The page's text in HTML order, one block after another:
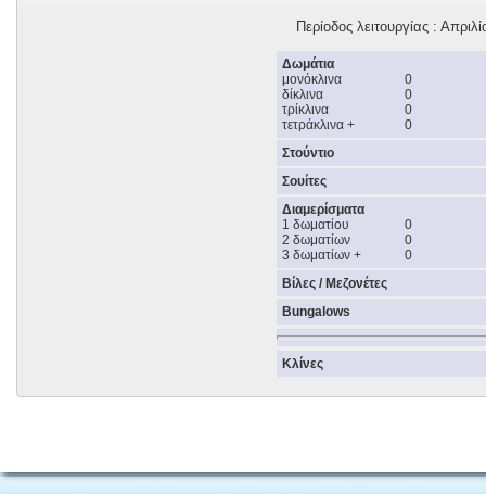
Περίοδος λειτουργίας :
Δωμάτια
μονόκλινα
0
δίκλινα
0
τρίκλινα
0
τετράκλινα +
0
Στούντιο
Σουίτες
Διαμερίσματα
1 δωματίου
0
2 δωματίων
0
3 δωματίων +
0
Βίλες / Μεζονέτες
Bungalows
Κλίνες